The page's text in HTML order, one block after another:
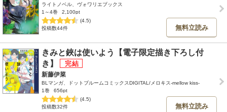
ライトノベル、ヴォワリエブックス
1～4巻
2,100pt
(4.5)
投稿数44件
無料立読み
きみと鋏は使いよう【電子限定描き下ろし付
き】
新藤伊菜
BLマンガ、ドットブルームコミックスDIGITAL/メロキス-mellow kiss-
1巻
656pt
(4.5)
投稿数32件
無料立読み